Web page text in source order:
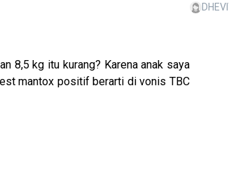
8,5 kg itu kurang? Karena anak saya
mantox positif berarti di vonis TBC